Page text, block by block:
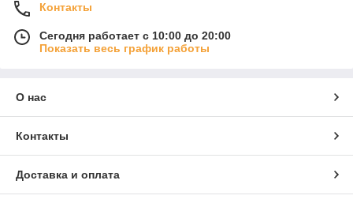
Контакты
Сегодня работает с 10:00 до 20:00
Показать весь график работы
О нас
Контакты
Доставка и оплата